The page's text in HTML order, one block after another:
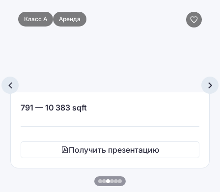
Класс A Аренда
791 — 10 383 sqft
Получить презентацию